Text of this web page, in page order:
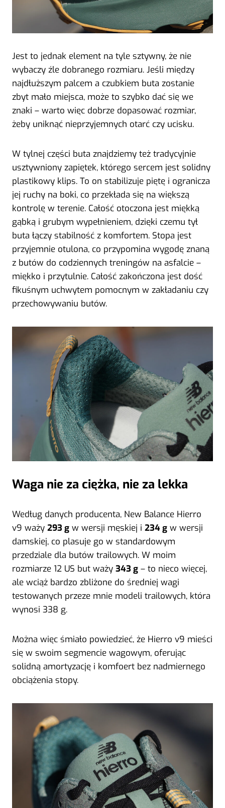
Jest to jednak element na tyle sztywny, że nie
wybaczy źle dobranego rozmiaru. Jeśli między
najdłuższym palcem a czubkiem buta zostanie
zbyt mało miejsca, może to szybko dać się we
znaki – warto więc dobrze dopasować rozmiar,
żeby uniknąć nieprzyjemnych otarć czy ucisku.
W tylnej części buta znajdziemy też tradycyjnie
usztywniony zapiętek, którego sercem jest solidny
plastikowy klips. To on stabilizuje piętę i ogranicza
jej ruchy na boki, co przekłada się na większą
kontrolę w terenie. Całość otoczona jest miękką
gąbką i grubym wypełnieniem, dzięki czemu tył
buta łączy stabilność z komfortem. Stopa jest
przyjemnie otulona, co przypomina wygodę znaną
z butów do codziennych treningów na asfalcie –
miękko i przytulnie. Całość zakończona jest dość
fikuśnym uchwytem pomocnym w zakładaniu czy
przechowywaniu butów.
Waga nie za ciężka, nie za lekka
Według danych producenta, New Balance Hierro
v9 waży 293 g w wersji męskiej i 234 g w wersji
damskiej, co plasuje go w standardowym
przedziale dla butów trailowych. W moim
rozmiarze 12 US but waży 343 g – to nieco więcej,
ale wciąż bardzo zbliżone do średniej wagi
testowanych przeze mnie modeli trailowych, która
wynosi 338 g.
Można więc śmiało powiedzieć, że Hierro v9 mieści
się w swoim segmencie wagowym, oferując
solidną amortyzację i komfoert bez nadmiernego
obciążenia stopy.